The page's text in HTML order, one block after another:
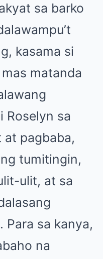
sa barko
kasama si
matanda
Roselyn sa
pagbaba,
tumitingin,
ulit, at sa
Para sa kanya,
na